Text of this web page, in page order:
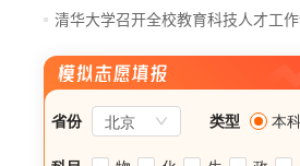
清华大学召开全校教育科技人才工